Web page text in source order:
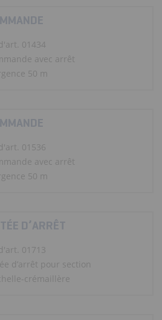
01434
avec arrêt
50 m
01536
avec arrêt
50 m
D’ARRÊT
01713
d’arrêt pour section
crémaillère